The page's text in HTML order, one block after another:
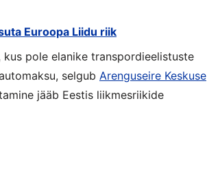
Euroopa Liidu riik
pole elanike transpordieelistuste
selgub Arenguseire Keskuse
jääb Eestis liikmesriikide